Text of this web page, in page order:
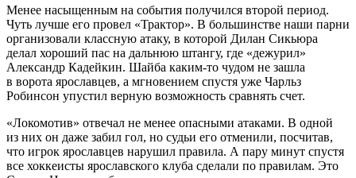
Менее насыщенным на события получился второй период.
Чуть лучше его провел «Трактор». В большинстве наши парни
организовали классную атаку, в которой Дилан Сикьюра
делал хороший пас на дальнюю штангу, где «дежурил»
Александр Кадейкин. Шайба каким-то чудом не зашла
в ворота ярославцев, а мгновением спустя уже Чарльз
Робинсон упустил верную возможность сравнять счет.
«Локомотив» отвечал не менее опасными атаками. В одной
из них он даже забил гол, но судьи его отменили, посчитав,
что игрок ярославцев нарушил правила. А пару минут спустя
все хоккеисты ярославского клуба сделали по правилам. Это